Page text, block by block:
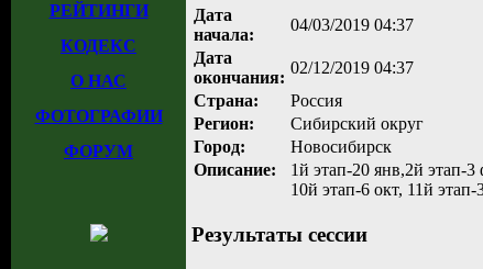
РЕЙТИНГИ
КОДЕКС
О НАС
ФОТОГРАФИИ
ФОРУМ
Дата
начала:
04/03/2019 04:37
Дата
окончания:
02/12/2019 04:37
Страна:
Россия
Регион:
Сибирский округ
Город:
Новосибирск
Описание:
1й этап-20 янв,2й этап-
10й этап-6 окт, 11й
Результаты сессии